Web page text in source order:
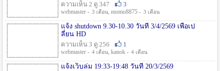
ความเห็น 2 ดู 347
3
webmaster - 3 เดือน, momo8875 - 3 เดือน
แจ้ง shutdown 9.30-10.30 วันที่ 3/4/2569 เพื่อเป
ลี่ยน HD
ความเห็น 3 ดู 256
1
webmaster - 4 เดือน, kanok - 4 เดือน
แจ้งเว็บล่ม 19:33-19:48 วันที่ 20/3/2569